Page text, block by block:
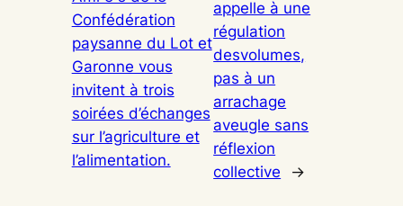
Confédération
paysanne du Lot et
Garonne vous
invitent à trois
soirées d’échanges
sur l’agriculture et
l’alimentation.
appelle à une
régulation
desvolumes,
pas à un
arrachage
aveugle sans
réflexion
collective
→